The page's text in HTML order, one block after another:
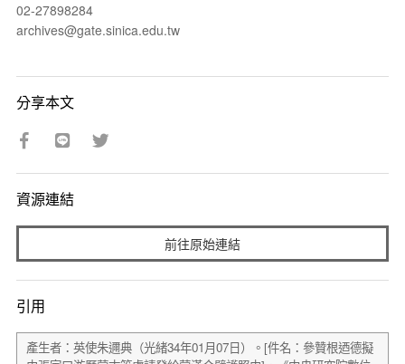
02-27898284
archives@gate.sinica.edu.tw
分享本文
資源連結
前往原始連結
引用